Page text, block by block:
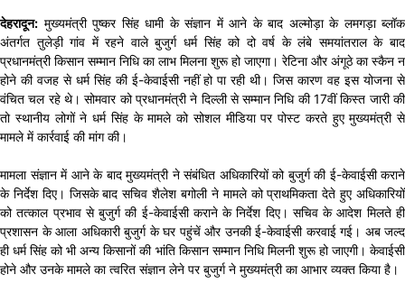
देहरादून: मुख्यमंत्री पुष्कर सिंह धामी के संज्ञान में आने के बाद अल्मोड़ा के लमगड़ा ब्लॉक
अंतर्गत तुलेड़ी गांव में रहने वाले बुजुर्ग धर्म सिंह को दो वर्ष के लंबे समयांतराल के बाद
प्रधानमंत्री किसान सम्मान निधि का लाभ मिलना शुरू हो जाएगा। रेटिना और अंगूठे का स्कैन न
होने की वजह से धर्म सिंह की ई-केवाईसी नहीं हो पा रही थी। जिस कारण वह इस योजना से
वंचित चल रहे थे। सोमवार को प्रधानमंत्री ने दिल्ली से सम्मान निधि की 17वीं किस्त जारी की
तो स्थानीय लोगों ने धर्म सिंह के मामले को सोशल मीडिया पर पोस्ट करते हुए मुख्यमंत्री से
मामले में कार्रवाई की मांग की।
मामला संज्ञान में आने के बाद मुख्यमंत्री ने संबंधित अधिकारियों को बुजुर्ग की ई-केवाईसी कराने
के निर्देश दिए। जिसके बाद सचिव शैलेश बगोली ने मामले को प्राथमिकता देते हुए अधिकारियों
को तत्काल प्रभाव से बुजुर्ग की ई-केवाईसी कराने के निर्देश दिए। सचिव के आदेश मिलते ही
प्रशासन के आला अधिकारी बुजुर्ग के घर पहुंचें और उनकी ई-केवाईसी करवाई गई। अब जल्द
ही धर्म सिंह को भी अन्य किसानों की भांति किसान सम्मान निधि मिलनी शुरू हो जाएगी। केवाईसी
होने और उनके मामले का त्वरित संज्ञान लेने पर बुजुर्ग ने मुख्यमंत्री का आभार व्यक्त किया है।